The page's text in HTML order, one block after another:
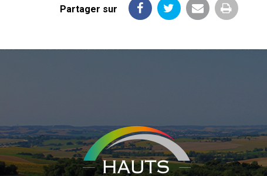
Partager sur
Partager
Facebook
Partager
Twitter
Partager
email
Imprimer
page